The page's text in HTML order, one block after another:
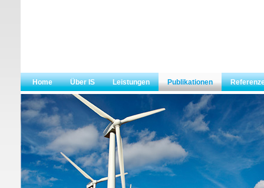
Home Über IS Leistungen Publikationen